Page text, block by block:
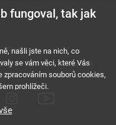
Reklama
Cookies Kariéra
fungoval, tak jak
našli jste na nich, co
se vám věci, které Vás
zpracováním souborů cookies,
prohlížeči.